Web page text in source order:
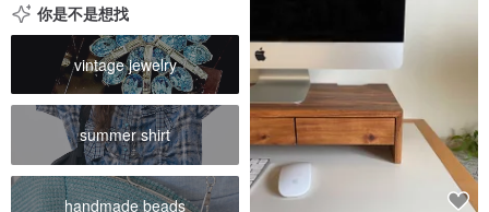
你是不是想找
vintage jewelry
summer shirt
handmade beads